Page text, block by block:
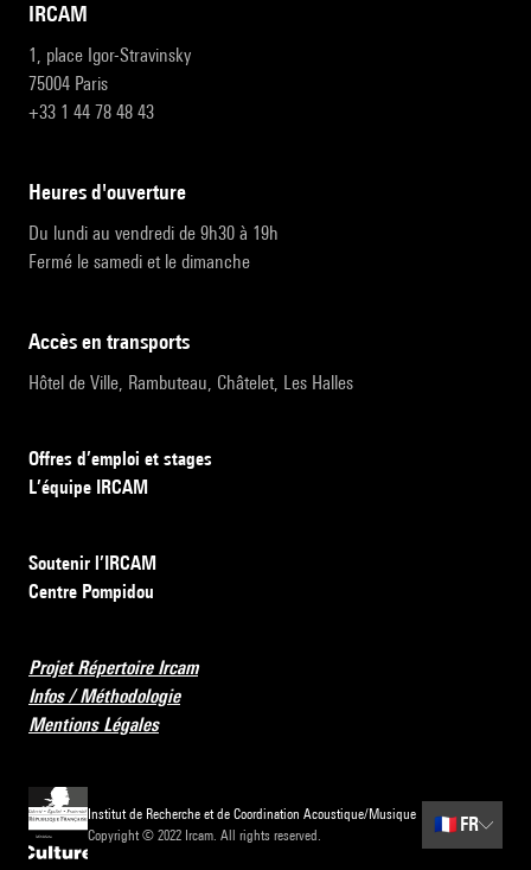
IRCAM
1, place Igor-Stravinsky
75004 Paris
+33 1 44 78 48 43
heures d'ouverture
Du lundi au vendredi de 9h30 à 19h
Fermé le samedi et le dimanche
accès en transports
Hôtel de Ville, Rambuteau, Châtelet, Les Halles
Offres d’emploi et stages
L’équipe IRCAM
Soutenir l’IRCAM
Centre Pompidou
Projet Répertoire Ircam
Infos / Méthodologie
Mentions Légales
Institut de Recherche et de Coordination Acoustique/Musique
Copyright © 2022 Ircam. All rights reserved.
🇫🇷 FR